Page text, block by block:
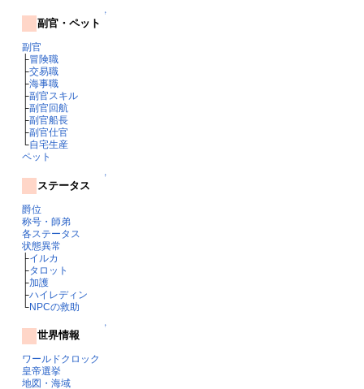
↑
副官・ペット
副官
├冒険職
├交易職
├海事職
├副官スキル
├副官回航
├副官船長
├副官仕官
└自宅生産
ペット
↑
ステータス
爵位
称号・師弟
各ステータス
状態異常
├イルカ
├タロット
├加護
├ハイレディン
└NPCの救助
↑
世界情報
ワールドクロック
皇帝選挙
地図・海域